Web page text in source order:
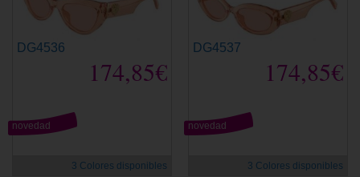
DG4536
174,85€
novedad
3 Colores disponibles
DG4537
174,85€
novedad
3 Colores disponibles